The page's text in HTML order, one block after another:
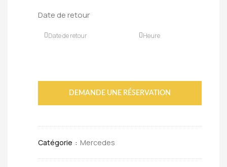
Date de retour
DEMANDE UNE RÉSERVATION
Catégorie : Mercedes